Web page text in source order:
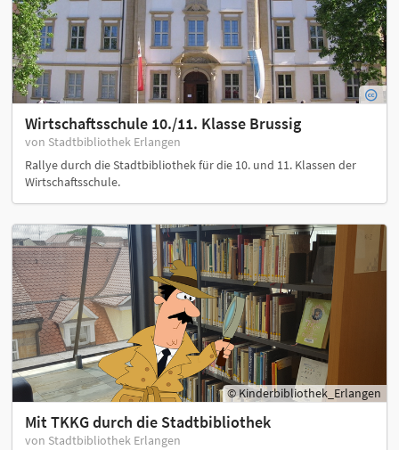
Wirtschaftsschule 10./11. Klasse Brussig
von Stadtbibliothek Erlangen
Rallye durch die Stadtbibliothek für die 10. und 11. Klassen der
Wirtschaftsschule.
© Kinderbibliothek_Erlangen
Mit TKKG durch die Stadtbibliothek
von Stadtbibliothek Erlangen